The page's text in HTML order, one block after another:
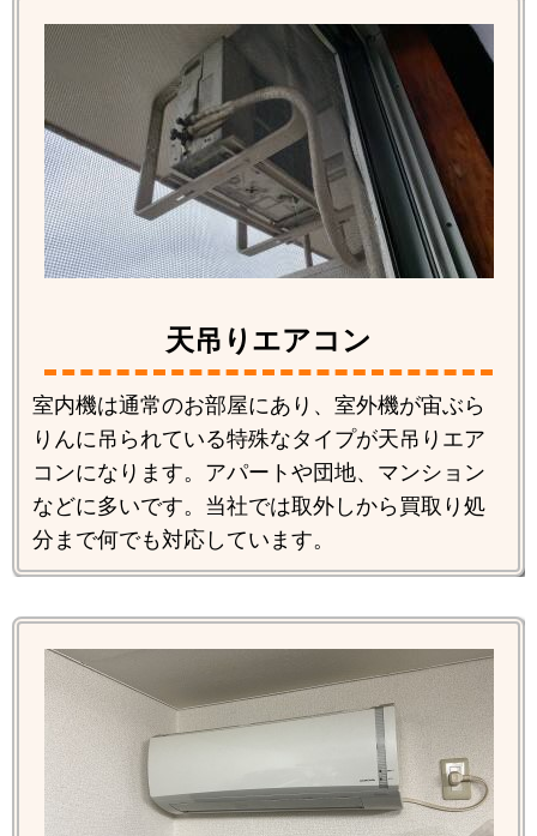
天吊りエアコン
室内機は通常のお部屋にあり、室外機が宙ぶら
りんに吊られている特殊なタイプが天吊りエア
コンになります。アパートや団地、マンション
などに多いです。当社では取外しから買取り処
分まで何でも対応しています。